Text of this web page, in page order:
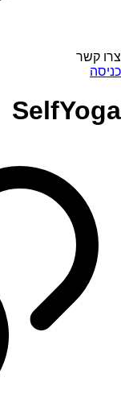
צרו קשר
כניסה
SelfYoga